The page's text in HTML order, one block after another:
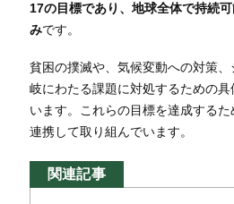
17の目標であり、地球全体で持続
みです。
貧困の撲滅や、気候変動への対策
岐にわたる課題に対処するための
います。これらの目標を達成する
連携して取り組んでいます。
関連記事